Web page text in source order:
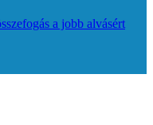
a jobb alvásért